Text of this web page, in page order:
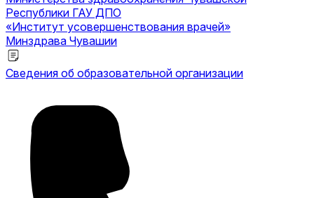
Республики ГАУ ДПО
«Институт усовершенствования врачей»
Минздрава Чувашии
Сведения об образовательной организации